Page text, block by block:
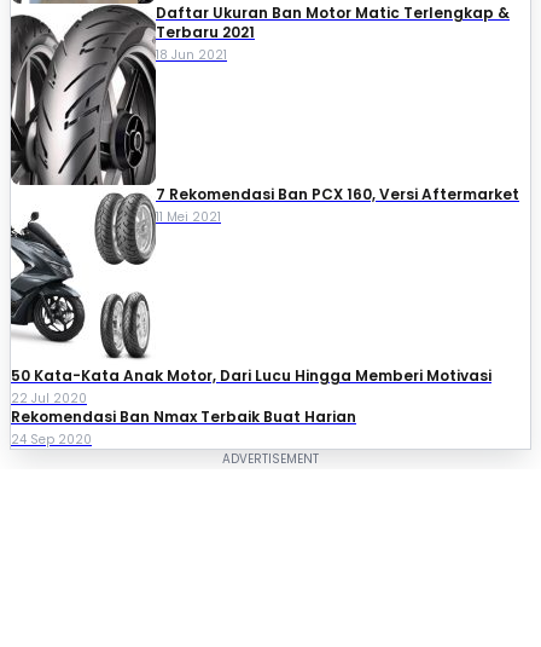
Daftar Ukuran Ban Motor Matic Terlengkap &
Terbaru 2021
18 Jun 2021
7 Rekomendasi Ban PCX 160, Versi Aftermarket
11 Mei 2021
50 Kata-Kata Anak Motor, Dari Lucu Hingga Memberi Motivasi
22 Jul 2020
Rekomendasi Ban Nmax Terbaik Buat Harian
24 Sep 2020